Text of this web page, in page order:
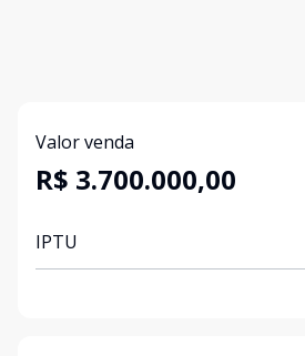
Valor venda
R$ 3.700.000,00
IPTU